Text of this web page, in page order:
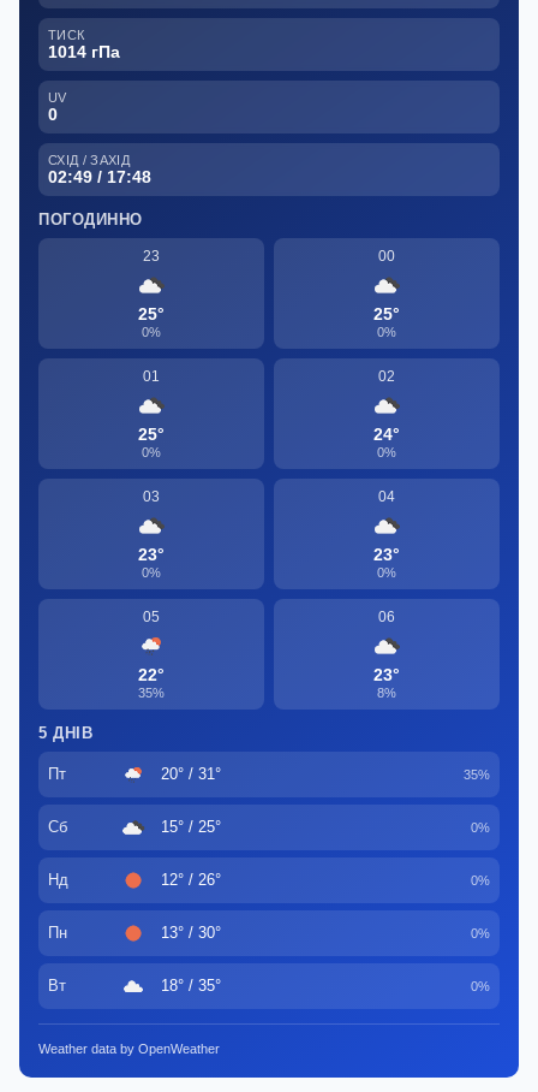
ТИСК
1014 гПа
UV
0
СХІД / ЗАХІД
02:49 / 17:48
ПОГОДИННО
23
25°
0%
00
25°
0%
01
25°
0%
02
24°
0%
03
23°
0%
04
23°
0%
05
22°
35%
06
23°
8%
5 ДНІВ
Пт 20° / 31° 35%
Сб 15° / 25° 0%
Нд 12° / 26° 0%
Пн 13° / 30° 0%
Вт 18° / 35° 0%
Weather data by OpenWeather